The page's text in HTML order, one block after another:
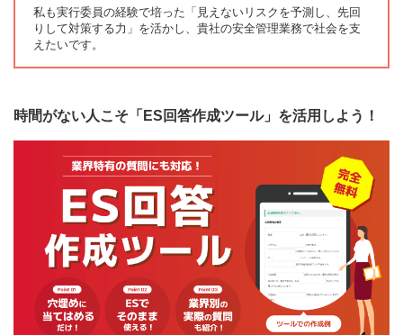
私も実行委員の経験で培った「見えないリスクを予測し、先回
りして対策する力」を活かし、貴社の安全管理業務で社会を支
えたいです。
時間がない人こそ「ES回答作成ツール」を活用しよう！